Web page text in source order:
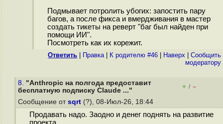
Подмывает потролить убогих: запостить пару
багов, а после фикса и вмердживания в мастер
создать тикеты на реверт "баг был найден при
помощи ИИ".
Посмотреть как их корежит.
Ответить Правка| К родителю #46 Наверх
Cообщить
модератору
8. "Anthropic на полгода предоставит
бесплатную подписку Claude ..."
+ / –
Сообщение от sqrt (?), 08-Июл-26, 18:44
Продавать надо. Заодно и денег поднять на развитие